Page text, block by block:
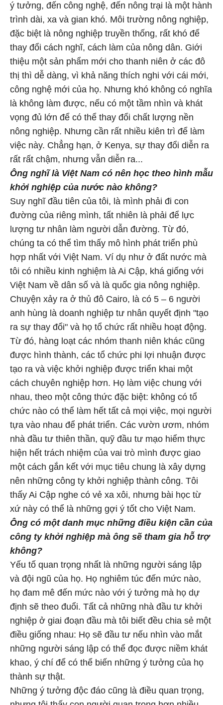
ý tưởng, đến công nghệ, đến nông trại là một hành
trình dài, xa và gian khó. Môi trường nông nghiệp,
đặc biệt là nông nghiệp truyền thống, rất khó để
thay đổi cách nghĩ, cách làm của nông dân. Giới
thiệu một sản phẩm mới cho thanh niên ở các đô
thị thì dễ dàng, vì khả năng thích nghi với cái mới,
công nghệ mới của họ. Nhưng khó không có nghĩa
là không làm được, nếu có một tầm nhìn và khát
vọng đủ lớn để có thể thay đổi chất lượng nền
nông nghiệp. Nhưng cần rất nhiều kiên trì để làm
việc này. Chẳng hạn, ở Kenya, sự thay đổi diễn ra
rất rất chậm, nhưng vẫn diễn ra...
Ông nghĩ là Việt Nam có nên học theo hình mẫu
khởi nghiệp của nước nào không?
Suy nghĩ đầu tiên của tôi, là mình phải đi con
đường của riêng mình, tất nhiên là phải để lực
lượng tư nhân làm người dẫn đường. Từ đó,
chúng ta có thể tìm thấy mô hình phát triển phù
hợp nhất với Việt Nam. Ví dụ như ở đất nước mà
tôi có nhiều kinh nghiệm là Ai Cập, khá giống với
Việt Nam về dân số và là quốc gia nông nghiệp.
Chuyện xảy ra ở thủ đô Cairo, là có 5 – 6 người
anh hùng là doanh nghiệp tư nhân quyết định "tạo
ra sự thay đổi" và họ tổ chức rất nhiều hoạt động.
Từ đó, hàng loạt các nhóm thanh niên khác cũng
được hình thành, các tổ chức phi lợi nhuận được
tạo ra và việc khởi nghiệp được triển khai một
cách chuyên nghiệp hơn. Họ làm việc chung với
nhau, theo một công thức đặc biệt: không có tổ
chức nào có thể làm hết tất cả mọi việc, mọi người
tựa vào nhau để phát triển. Các vườn ươm, nhóm
nhà đầu tư thiên thần, quỹ đầu tư mạo hiểm thực
hiện hết trách nhiệm của vai trò mình được giao
một cách gắn kết với mục tiêu chung là xây dựng
nên những công ty khởi nghiệp thành công. Tôi
thấy Ai Cập nghe có vẻ xa xôi, nhưng bài học từ
xứ này có thể là những gợi ý tốt cho Việt Nam.
Ông có một danh mục những điều kiện cần của
công ty khởi nghiệp mà ông sẽ tham gia hỗ trợ
không?
Yếu tố quan trọng nhất là những người sáng lập
và đội ngũ của họ. Họ nghiêm túc đến mức nào,
họ đam mê đến mức nào với ý tưởng mà họ dự
định sẽ theo đuổi. Tất cả những nhà đầu tư khởi
nghiệp ở giai đoạn đầu mà tôi biết đều chia sẻ một
điều giống nhau: Họ sẽ đầu tư nếu nhìn vào mắt
những người sáng lập có thể đọc được niềm khát
khao, ý chí để có thể biến những ý tưởng của họ
thành sự thật.
Những ý tưởng độc đáo cũng là điều quan trọng,